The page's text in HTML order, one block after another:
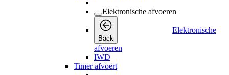
Elektronische afvoeren
Back
Elektronische
afvoeren
IWD
Timer afvoert